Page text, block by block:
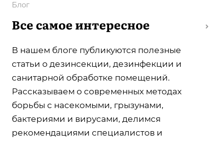
Блог
Все самое интересное
В нашем блоге публикуются полезные
статьи о дезинсекции, дезинфекции и
санитарной обработке помещений.
Рассказываем о современных методах
борьбы с насекомыми, грызунами,
бактериями и вирусами, делимся
рекомендациями специалистов и